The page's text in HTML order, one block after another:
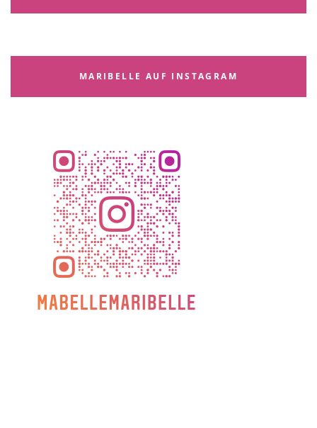
MARIBELLE AUF INSTAGRAM